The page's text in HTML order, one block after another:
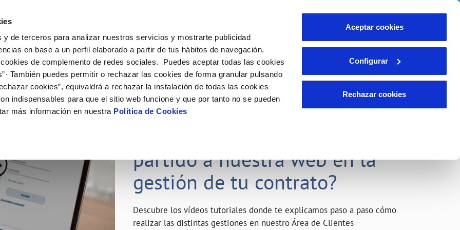
y de terceros para analizar nuestros servicios y mostrarte publicidad
en base a un perfil elaborado a partir de tus hábitos de navegación.
de complemento de redes sociales. Puedes aceptar todas las cookies
También puedes permitir o rechazar las cookies de forma granular pulsando
cookies”, equivaldrá a rechazar la instalación de todas las cookies
indispensables para que el sitio web funcione y que por tanto no se pueden
más información en nuestra Política de Cookies
Aceptar cookies
Configurar
Rechazar cookies
de titular
de suministro
MODIFICACIÓN DE DATOS
Actualizar datos bancarios
Actualizar datos de domicilio
INCIDENCIAS
Comunica anomalías o posibles
VER TODAS LAS GESTIONES
Tu Servicio
AL CLIENTE
contacto
de fuga interior
COMPROMISO DE SERVICIO
Carta de compromisos
Customer Counsel (Defensa del cliente)
Tu Agua
del agua
CUIDADOS DEL AGUA
Consejos de ahorro
Depósitos de reserva
Conócenos
DE GESTIÓN Y CERTIFICADOS
Nuestros compromisos
23 ABR 2020
partido a nuestra web en la
gestión de tu contrato?
Descubre los vídeos tutoriales donde te explicamos paso a paso cómo
realizar las distintas gestiones en nuestro Área de Clientes